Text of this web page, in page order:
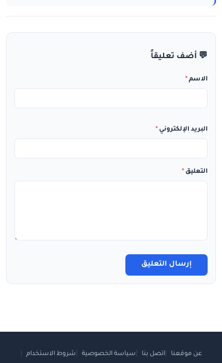
💬 أضف تعليقاً
الاسم *
البريد الإلكتروني *
التعليق *
إرسال التعليق
عن موقعنا اتصل بنا سياسة الخصوصية شروط الاستخدام